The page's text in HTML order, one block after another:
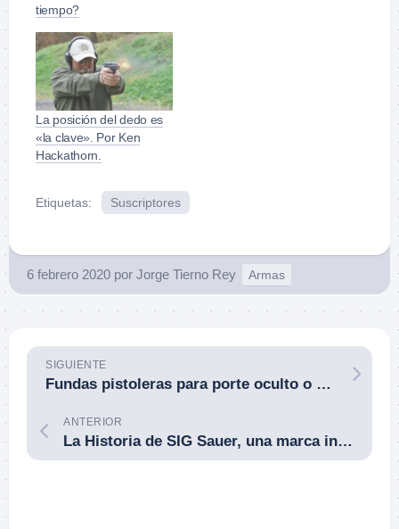
tiempo?
La posición del dedo es
«la clave». Por Ken
Hackathorn.
Etiquetas: Suscriptores
6 febrero 2020 por Jorge Tierno Rey Armas
SIGUIENTE
Fundas pistoleras para porte oculto o de paisano Safariland, tanta calidad y diseño como sus fundas de servicio.
ANTERIOR
La Historia de SIG Sauer, una marca integral que ¡lo tiene todo!: pistolas, fusiles, subfusiles, ametralladoras, aire comprimido, supresores, visores, telémetros, municiones, entrenamiento.